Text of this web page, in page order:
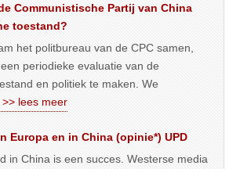
Communistische Partij van China
toestand?
het politbureau van de CPC samen,
periodieke evaluatie van de
en politiek te maken. We
>> lees meer
Europa en in China (opinie*) UPD
in China is een succes. Westerse media